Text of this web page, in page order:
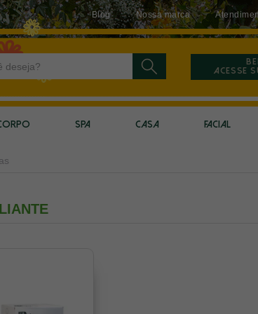
Blog Nossa marca
Acesse
SPA CASA FACIAL